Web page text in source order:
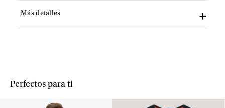
Más detalles
Perfectos para ti